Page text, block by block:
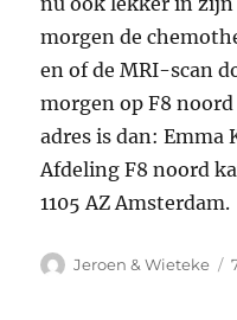
morgen de
en of de MRI-scan
morgen op F8
adres is dan: Emma
Afdeling F8 noord
1105 AZ Amsterdam.
Auteur
Jeroen & Wieteke